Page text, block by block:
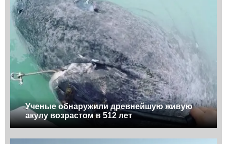
Ученые обнаружили древнейшую живую
акулу возрастом в 512 лет